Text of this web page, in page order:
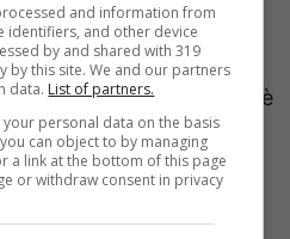
per i rossoneri
potrebbe
Quello che appare certo è
a disposizione di
di esperienza
nella seconda parte
and information from
identifiers, and other device
by and shared with 319
by this site. We and our partners
data. List of partners.
personal data on the basis
can object to by managing
a link at the bottom of this page
or withdraw consent in privacy